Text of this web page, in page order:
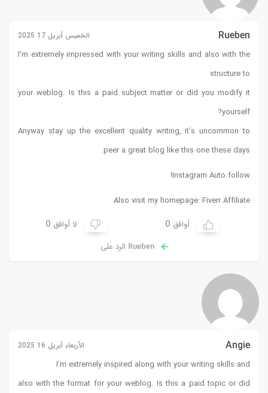
Rueben الخميس أبريل 17 2025
I’m extremely impressed with your writing skills and also with the
structure to
your weblog. Is this a paid subject matter or did you modify it
yourself?
Anyway stay up the excellent quality writing, it’s uncommon to
peer a great blog like this one these days.
Instagram Auto follow
!
Also visit my homepage:Fiverr Affiliate
أوافق 0 لا أوافق 0
Rueben الرد على
Angie الأربعاء أبريل 16 2025
I’m extremely inspired along with your writing skills and
also with the format for your weblog. Is this a paid topic or did